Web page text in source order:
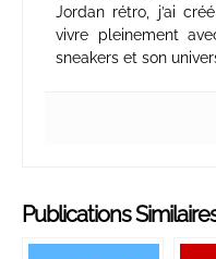
Jordan rétro, j’ai
vivre pleinement
sneakers et son
Publications